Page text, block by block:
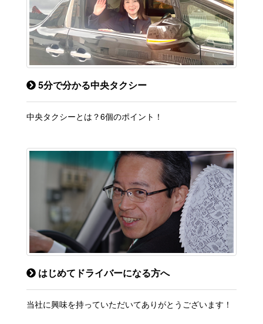
5分で分かる中央タクシー
中央タクシーとは？6個のポイント！
はじめてドライバーになる方へ
当社に興味を持っていただいてありがとうございます！